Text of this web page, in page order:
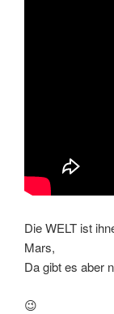
Die WELT ist
Mars,
Da gibt es aber
😉